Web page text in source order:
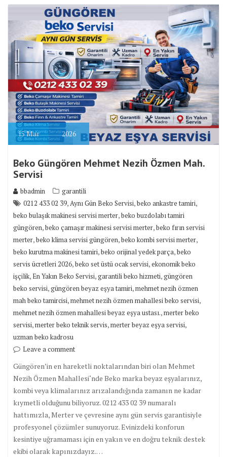
15Mar 2026
Beko Güngören Mehmet Nezih Özmen Mah.
Servisi
bbadmin
garantili
0212 433 02 39,Aynı Gün Beko Servisi,beko ankastre tamiri,
beko bulaşık makinesi servisi merter,beko buzdolabı tamiri
güngören,beko çamaşır makinesi servisi merter,beko fırın servisi
merter,beko klima servisi güngören,beko kombi servisi merter,
beko kurutma makinesi tamiri,beko orijinal yedek parça,beko
servis ücretleri 2026,beko set üstü ocak servisi,ekonomik beko
işçilik,En Yakın Beko Servisi,garantili beko hizmeti,güngören
beko servisi,güngören beyaz eşya tamiri,mehmet nezih özmen
mah beko tamircisi,mehmet nezih özmen mahallesi beko servisi,
mehmet nezih özmen mahallesi beyaz eşya ustası.,merter beko
servisi,merter beko teknik servis,merter beyaz eşya servisi,
uzman beko kadrosu
Leave a comment
Güngören’in en hareketli noktalarından biri olan Mehmet
Nezih Özmen Mahallesi‘nde Beko marka beyaz eşyalarınız,
kombi veya klimalarınız arızalandığında zamanın ne kadar
kıymetli olduğunu biliyoruz. 0212 433 02 39 numaralı
hattımızla, Merter ve çevresine aynı gün servis garantisiyle
profesyonel çözümler sunuyoruz. Evinizdeki konforun
kesintiye uğramaması için en yakın ve en doğru teknik destek
ekibi olarak kapınızdayız.…